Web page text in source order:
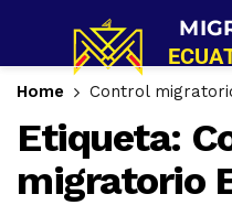
Home Control
Etiqueta:
migratorio